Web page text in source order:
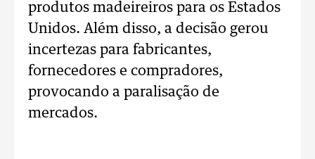
produtos madeireiros para os Estados
Unidos. Além disso, a decisão gerou
incertezas para fabricantes,
fornecedores e compradores,
provocando a paralisação de
mercados.